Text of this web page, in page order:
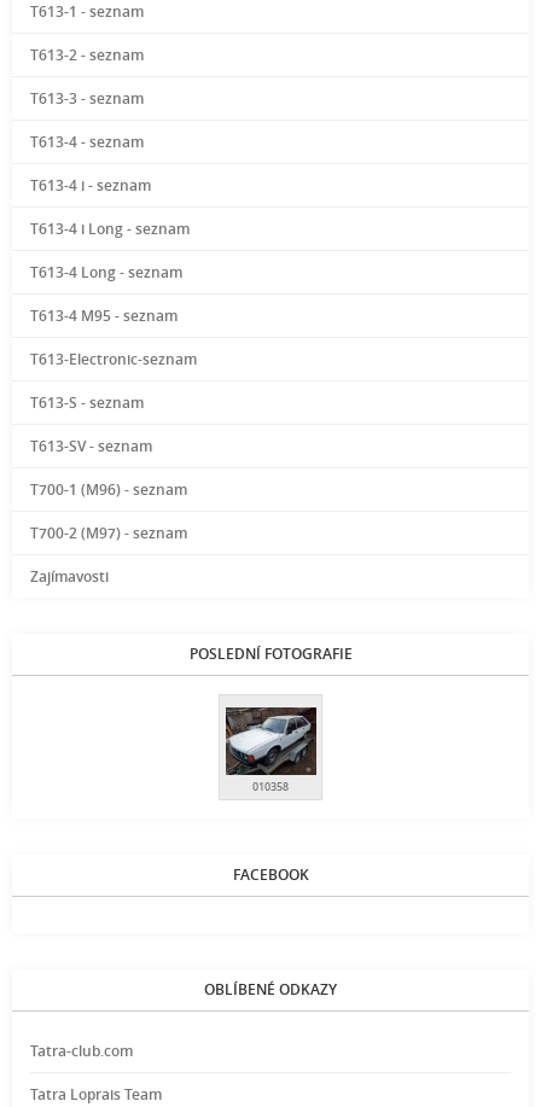
T613-1 - seznam
T613-2 - seznam
T613-3 - seznam
T613-4 - seznam
T613-4 i - seznam
T613-4 i Long - seznam
T613-4 Long - seznam
T613-4 M95 - seznam
T613-Electronic-seznam
T613-S - seznam
T613-SV - seznam
T700-1 (M96) - seznam
T700-2 (M97) - seznam
Zajímavosti
POSLEDNÍ FOTOGRAFIE
010358
FACEBOOK
OBLÍBENÉ ODKAZY
Tatra-club.com
Tatra Loprais Team